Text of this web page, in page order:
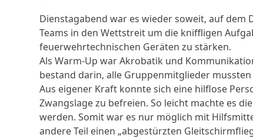
Dienstagabend war es wieder soweit, auf dem
Teams in den Wettstreit um die kniffligen
feuerwehrtechnischen Geräten zu stärken.
Als Warm-Up war Akrobatik und
bestand darin, alle Gruppenmitglieder
Aus eigener Kraft konnte sich eine hilflose
Zwangslage zu befreien. So leicht machte es
werden. Somit war es nur möglich mit
andere Teil einen „abgestürzten